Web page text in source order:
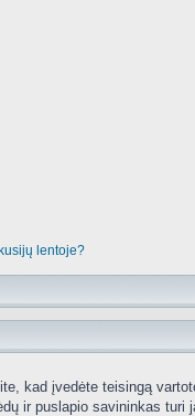
lentoje?
kad įvedėte teisingą
ir puslapio savininkas turi